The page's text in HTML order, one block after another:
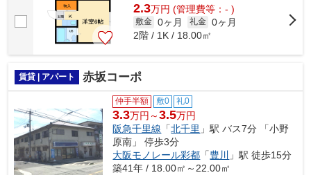
2.3万円 (管理費等：- )
敷金 0ヶ月 礼金 0ヶ月
2階 / 1K / 18.00㎡
賃貸 | アパート 赤坂コーポ
仲手半額 敷0 礼0
3.3万円～3.5万円
阪急千里線 「北千里 」駅 バス7分 「小野
原南」 停歩3分
大阪モノレール彩都 「豊川
」駅 徒歩15分
築41年 / 18.00㎡～22.00㎡